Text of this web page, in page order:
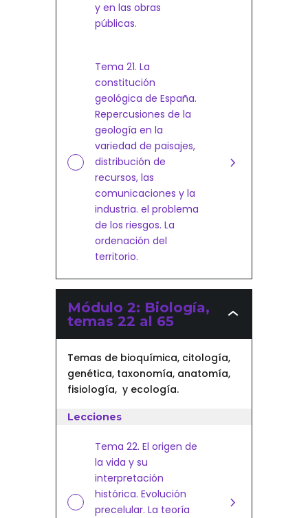
y en las obras
públicas.
Tema 21. La
constitución
geológica de España.
Repercusiones de la
geología en la
variedad de paisajes,
distribución de
recursos, las
comunicaciones y la
industria. el problema
de los riesgos. La
ordenación del
territorio.
Módulo 2: Biología,
temas 22 al 65
Módulo
temas
22
Temas de bioquímica, citología,
genética, taxonomía, anatomía,
fisiología, y ecología.
Lecciones
Tema 22. El origen de
la vida y su
interpretación
histórica. Evolución
precelular. La teoría